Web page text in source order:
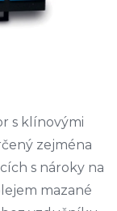
s klínovými
zejména
s nároky na
mazané